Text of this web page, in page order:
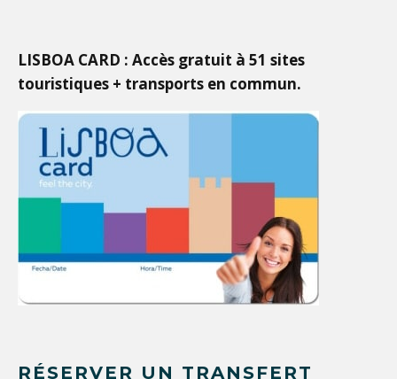
LISBOA CARD : Accès gratuit à 51 sites
touristiques + transports en commun.
RÉSERVER UN TRANSFERT